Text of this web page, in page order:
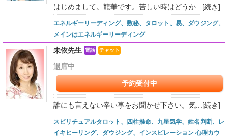
はじめまして。龍華です。苦しい時はどうか... [続き]
エネルギーリーディング、数秘、タロット、易、ダウジング、
メインはエネルギーリーディング
未依先生 電話 チャット
退席中
予約受付中
誰にも言えない辛い事をお聞かせ下さい。気... [続き]
スピリチュアルタロット、四柱推命、九星気学、姓名判断、レ
イキヒーリング、ダウジング、インスピレーション 心理カウ